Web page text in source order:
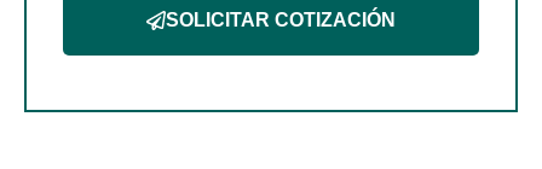
SOLICITAR COTIZACIÓN